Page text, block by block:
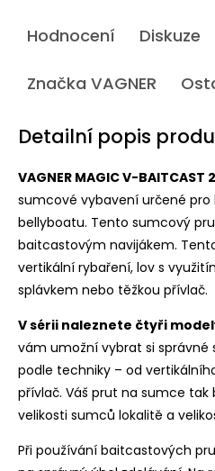
Hodnocení Diskuze
Značka VAGNER
Detailní popis
VAGNER MAGIC V-BAITCAST
sumcové vybavení určené pro
bellyboatu. Tento sumcový
baitcastovým navijákem.
vertikální rybaření, lov s
splávkem nebo těžkou přívlač.
V sérii naleznete čtyři
vám umožní vybrat si
podle techniky – od
přívlač. Váš prut na sumce
velikosti sumců lokalitě a
Při používání baitcastových